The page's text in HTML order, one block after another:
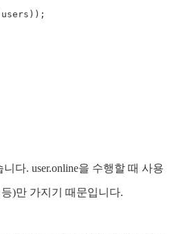
users ));
다. user.online을 수행할 때 사용
)만 가지기 때문입니다.